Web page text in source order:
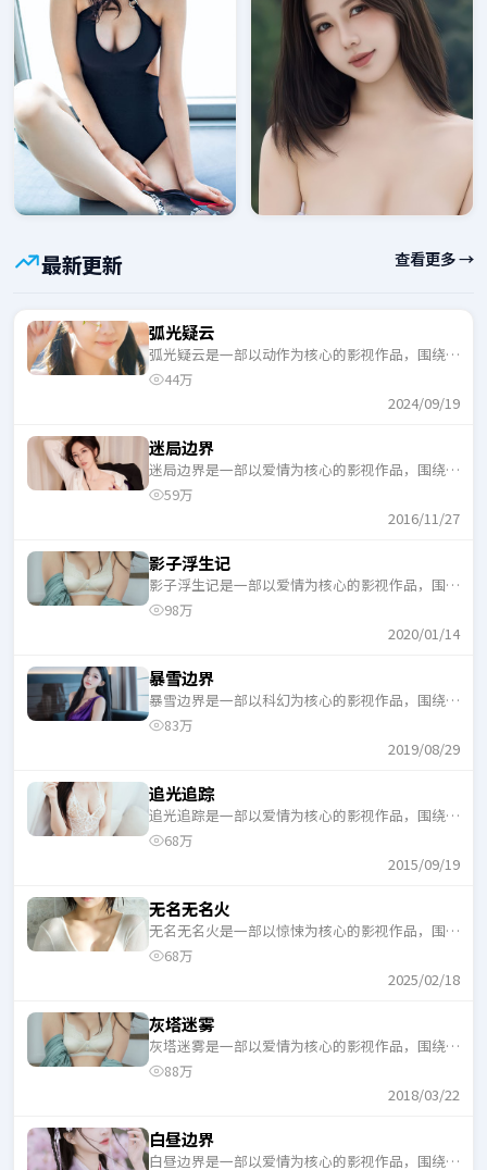
最新更新 查看更多 →
弧光疑云
弧光疑云是一部以动作为核心的影视作品，围绕危
机、反转与人物成长展开，整体节奏紧凑，适合一
44万
2024/09/19
迷局边界
迷局边界是一部以爱情为核心的影视作品，围绕危
机、反转与人物成长展开，整体节奏紧凑，适合一
59万
2016/11/27
影子浮生记
影子浮生记是一部以爱情为核心的影视作品，围绕
危机、反转与人物成长展开，整体节奏紧凑，适合
98万
2020/01/14
暴雪边界
暴雪边界是一部以科幻为核心的影视作品，围绕危
机、反转与人物成长展开，整体节奏紧凑，适合一
83万
2019/08/29
追光追踪
追光追踪是一部以爱情为核心的影视作品，围绕危
机、反转与人物成长展开，整体节奏紧凑，适合一
68万
2015/09/19
无名无名火
无名无名火是一部以惊悚为核心的影视作品，围绕
危机、反转与人物成长展开，整体节奏紧凑，适合
68万
2025/02/18
灰塔迷雾
灰塔迷雾是一部以爱情为核心的影视作品，围绕危
机、反转与人物成长展开，整体节奏紧凑，适合一
88万
2018/03/22
白昼边界
白昼边界是一部以爱情为核心的影视作品，围绕危